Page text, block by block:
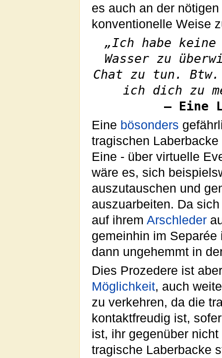
es auch an der nötigen
konventionelle Weise
„Ich habe
Wasser zu
Chat zu tun. Btw.
ich dich zu
– Eine
Eine bösonders
tragischen
Eine - über virtuelle
wäre es, sich
auszutauschen und
auszuarbeiten. Da
auf ihrem Arschleder
gemeinhin im
dann ungehemmt in
Dies Prozedere ist
Möglichkeit, auch
zu verkehren, da die
kontaktfreudig ist,
ist, ihr gegenüber
tragische Laberbacke